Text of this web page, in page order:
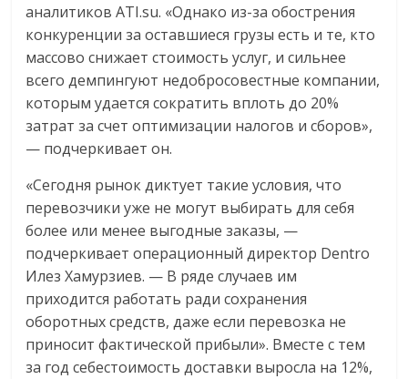
аналитиков ATI.su. «Однако из-за обострения
конкуренции за оставшиеся грузы есть и те, кто
массово снижает стоимость услуг, и сильнее
всего демпингуют недобросовестные компании,
которым удается сократить вплоть до 20%
затрат за счет оптимизации налогов и сборов»,
— подчеркивает он.
«Сегодня рынок диктует такие условия, что
перевозчики уже не могут выбирать для себя
более или менее выгодные заказы, —
подчеркивает операционный директор Dentro
Илез Хамурзиев. — В ряде случаев им
приходится работать ради сохранения
оборотных средств, даже если перевозка не
приносит фактической прибыли». Вместе с тем
за год себестоимость доставки выросла на 12%,